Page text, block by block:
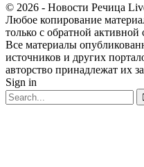
© 2026 - Новости Речица
Любое копирование
только с обратной активной
Все материалы
источников и других
авторство принадлежат их
Sign in